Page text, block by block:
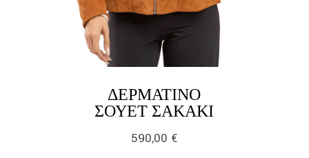
ΔΕΡΜΆΤΙΝΟ
ΣΟΥΈΤ ΣΑΚΆΚΙLINK
590,00 €